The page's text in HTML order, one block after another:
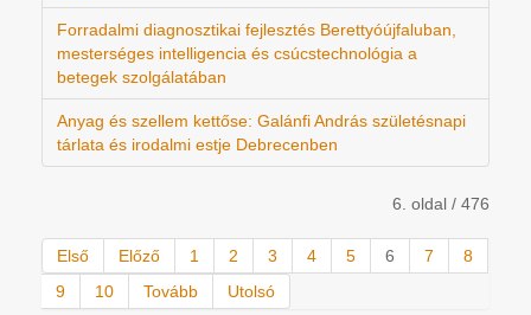
Forradalmi diagnosztikai fejlesztés Berettyóújfaluban,
mesterséges intelligencia és csúcstechnológia a
betegek szolgálatában
Anyag és szellem kettőse: Galánfi András születésnapi
tárlata és irodalmi estje Debrecenben
6. oldal / 476
Első Előző 1 2 3 4 5 6 7
8
9
10 Tovább Utolsó